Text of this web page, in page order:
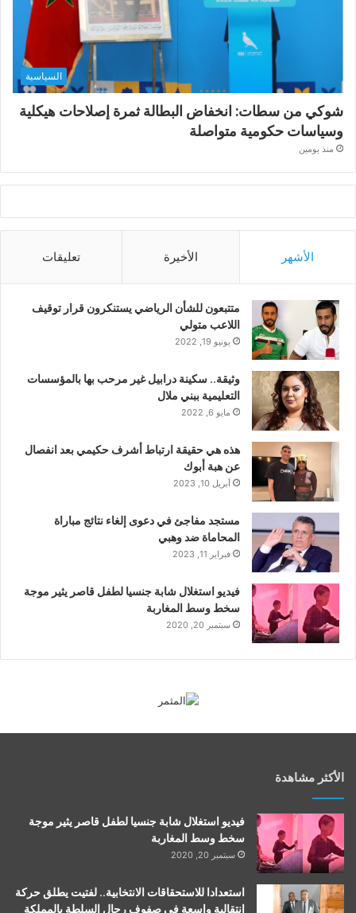
السياسية
شوكي من سطات: انخفاض البطالة ثمرة إصلاحات هيكلية
وسياسات حكومية متواصلة
منذ يومين
الأشهر الأخيرة تعليقات
متتبعون للشأن الرياضي يستنكرون قرار توقيف
اللاعب متولي
يونيو 19, 2022
وثيقة.. سكينة درابيل غير مرحب بها بالمؤسسات
التعليمية ببني ملال
مايو 6, 2022
هذه هي حقيقة ارتباط أشرف حكيمي بعد انفصال
عن هبة أبوك
أبريل 10, 2023
مستجد مفاجئ في دعوى إلغاء نتائج مباراة
المحاماة ضد وهبي
فبراير 11, 2023
فيديو استغلال شابة جنسيا لطفل قاصر يثير موجة
سخط وسط المغاربة
سبتمبر 20, 2020
الأكثر مشاهدة
فيديو استغلال شابة جنسيا لطفل قاصر يثير موجة
سخط وسط المغاربة
سبتمبر 20, 2020
استعدادا للاستحقاقات الانتخابية.. لفتيت يطلق حركة
انتقالية واسعة في صفوف رجال السلطة بالمملكة